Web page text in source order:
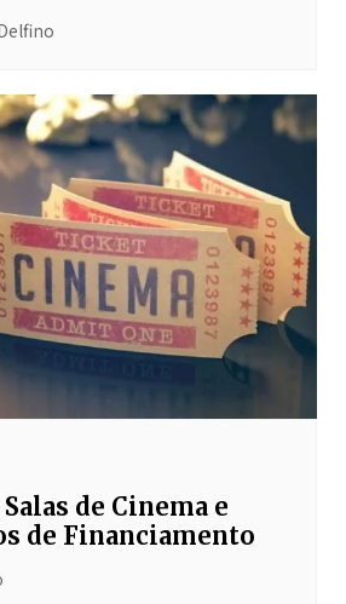
de Cinema e
de Financiamento